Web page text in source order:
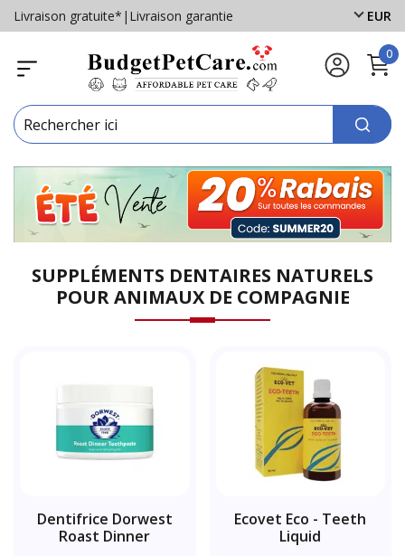
Livraison gratuite* | Livraison garantie EUR
0
SUPPLÉMENTS DENTAIRES NATURELS
POUR ANIMAUX DE COMPAGNIE
Dentifrice Dorwest
Roast Dinner
Ecovet Eco - Teeth
Liquid